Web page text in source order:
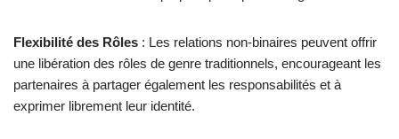
Flexibilité des Rôles : Les relations non-binaires peuvent offrir
une libération des rôles de genre traditionnels, encourageant les
partenaires à partager également les responsabilités et à
exprimer librement leur identité.